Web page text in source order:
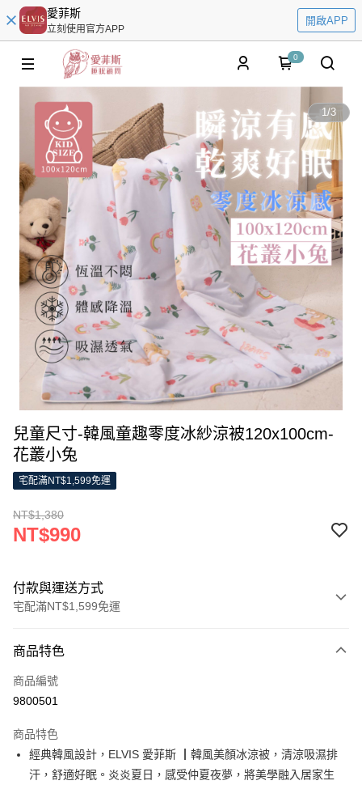
愛菲斯
立刻使用官方APP
開啟APP
0
1/3
兒童尺寸-韓風童趣零度冰紗涼被120x100cm-
花叢小兔
宅配滿NT$1,599免運
NT$1,380
NT$990
付款與運送方式
宅配滿NT$1,599免運
信用卡一次付款
LINE Pay
街口支付
悠遊付
商品特色
商品編號
9800501
商品特色
經典韓風設計，ELVIS 愛菲斯 ┃韓風美顏冰涼被，清涼吸濕排
汗，舒適好眠。炎炎夏日，感受仲夏夜夢，將美學融入居家生